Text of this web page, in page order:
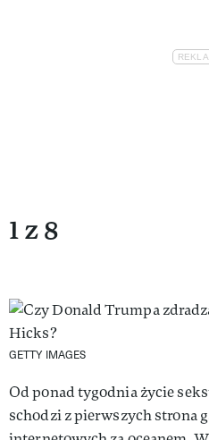
1 z 8
GETTY IMAGES
Od ponad tygodnia życie
schodzi z pierwszych strona